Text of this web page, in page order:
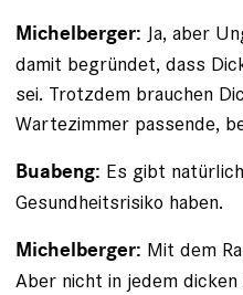
Michelberger: Ja, aber
damit begründet, dass
sei. Trotzdem brauchen
Wartezimmer passende,
Buabeng: Es gibt
Gesundheitsrisiko haben.
Michelberger: Mit dem
Aber nicht in jedem